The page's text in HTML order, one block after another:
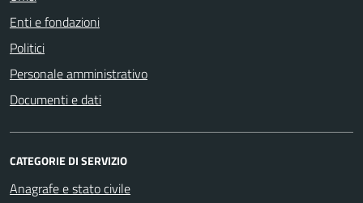
Enti e fondazioni
Politici
Personale amministrativo
Documenti e dati
CATEGORIE DI SERVIZIO
Anagrafe e stato civile